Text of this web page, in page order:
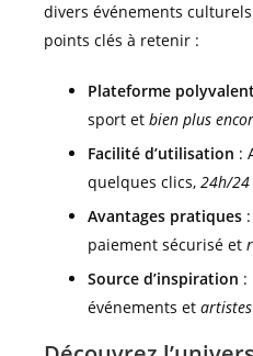
divers événements
points clés à retenir :
Plateforme
sport et bien plus
Facilité d’utilisation :
quelques clics, 24h/
Avantages pratiques
paiement sécurisé et
Source d’inspiration :
événements et